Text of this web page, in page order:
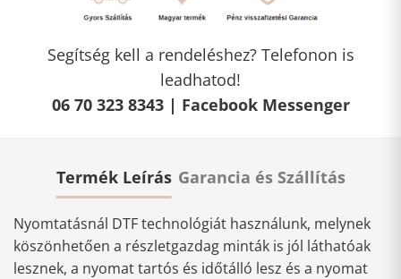
Segítség kell a rendeléshez? Telefonon is
leadhatod!
06 70 323 8343 | Facebook Messenger
Termék Leírás Garancia és Szállítás
Nyomtatásnál DTF technológiát használunk, melynek
köszönhetően a részletgazdag minták is jól láthatóak
lesznek, a nyomat tartós és időtálló lesz és a nyomat